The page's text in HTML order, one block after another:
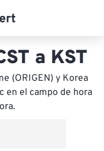
a KST
(ORIGEN) y Korea
en el campo de hora